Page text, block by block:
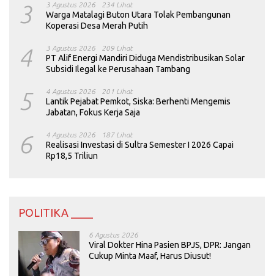
3 3 Agustus 2026 234 Lihat
Warga Matalagi Buton Utara Tolak Pembangunan
Koperasi Desa Merah Putih
4 3 Agustus 2026 209 Lihat
PT Alif Energi Mandiri Diduga Mendistribusikan Solar
Subsidi Ilegal ke Perusahaan Tambang
5 4 Agustus 2026 201 Lihat
Lantik Pejabat Pemkot, Siska: Berhenti Mengemis
Jabatan, Fokus Kerja Saja
6 4 Agustus 2026 187 Lihat
Realisasi Investasi di Sultra Semester I 2026 Capai
Rp18,5 Triliun
POLITIKA ____
6 Agustus 2026
Viral Dokter Hina Pasien BPJS, DPR: Jangan
Cukup Minta Maaf, Harus Diusut!